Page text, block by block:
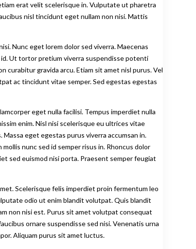
erat velit scelerisque in. Vulputate ut pharetra
nisl tincidunt eget nullam non nisi. Mattis
Nunc eget lorem dolor sed viverra. Maecenas
Ut tortor pretium viverra suspendisse potenti
curabitur gravida arcu. Etiam sit amet nisl purus. Vel
ac tincidunt vitae semper. Sed egestas egestas
eget nulla facilisi. Tempus imperdiet nulla
enim. Nisl nisi scelerisque eu ultrices vitae
eget egestas purus viverra accumsan in.
nunc sed id semper risus in. Rhoncus dolor
sed euismod nisi porta. Praesent semper feugiat
Scelerisque felis imperdiet proin fermentum leo
odio ut enim blandit volutpat. Quis blandit
non nisi est. Purus sit amet volutpat consequat
ornare suspendisse sed nisi. Venenatis urna
Aliquam purus sit amet luctus.